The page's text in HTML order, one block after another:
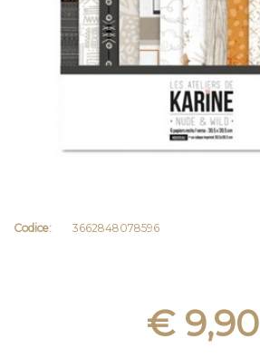
Codice: 3662848078596
€ 9,90